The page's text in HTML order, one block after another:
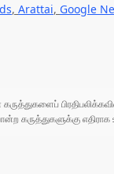
, Arattai, Google
எதிராக